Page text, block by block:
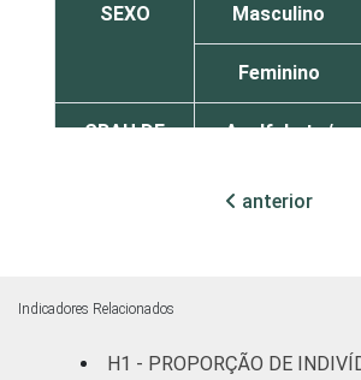
SEXO Masculino
Feminino
GRAU DE
Analfabeto/
infantil
Superior
anterior
Indicadores Relacionados
H1 - PROPORÇÃO DE